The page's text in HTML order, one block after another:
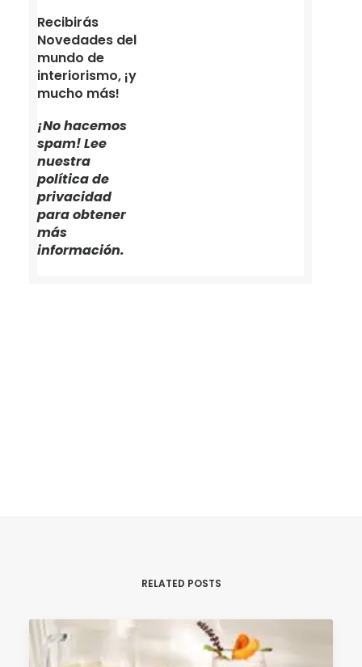
Recibirás
Novedades del
mundo de
interiorismo, ¡y
mucho más!
¡No hacemos
spam! Lee
nuestra
política de
privacidad
para obtener
más
información.
RELATED POSTS